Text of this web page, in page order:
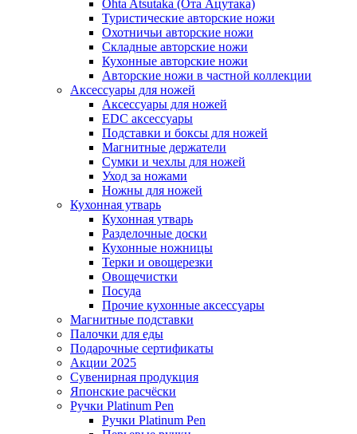
Ohta Atsutaka (Ота Ацутака)
Туристические авторские ножи
Охотничьи авторские ножи
Складные авторские ножи
Кухонные авторские ножи
Авторские ножи в частной коллекции
Аксессуары для ножей
Аксессуары для ножей
EDC аксессуары
Подставки и боксы для ножей
Магнитные держатели
Сумки и чехлы для ножей
Уход за ножами
Ножны для ножей
Кухонная утварь
Кухонная утварь
Разделочные доски
Кухонные ножницы
Терки и овощерезки
Овощечистки
Посуда
Прочие кухонные аксессуары
Магнитные подставки
Палочки для еды
Подарочные сертификаты
Акции 2025
Сувенирная продукция
Японские расчёски
Ручки Platinum Pen
Ручки Platinum Pen